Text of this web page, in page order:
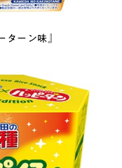
ターン味』